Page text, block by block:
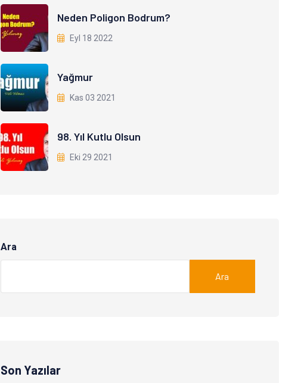
Neden Poligon Bodrum?
Eyl 18 2022
Yağmur
Kas 03 2021
98. Yıl Kutlu Olsun
Eki 29 2021
Ara
Ara
Son Yazılar